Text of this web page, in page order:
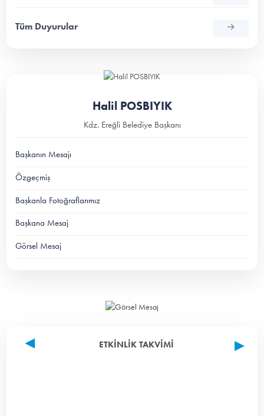
Tüm Duyurular
Halil POSBIYIK
Kdz. Ereğli Belediye Başkanı
Başkanın Mesajı
Özgeçmiş
Başkanla Fotoğraflarımız
Başkana Mesaj
Görsel Mesaj
ETKINLIK TAKVIMI